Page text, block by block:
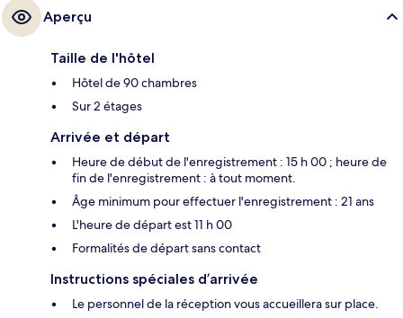
Aperçu
Taille de l'hôtel
Hôtel de 90 chambres
Sur 2 étages
Arrivée et départ
Heure de début de l'enregistrement : 15 h 00 ; heure de
fin de l'enregistrement : à tout moment.
Âge minimum pour effectuer l'enregistrement : 21 ans
L'heure de départ est 11 h 00
Formalités de départ sans contact
Instructions spéciales d’arrivée
Le personnel de la réception vous accueillera sur place.